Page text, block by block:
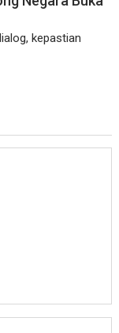
kepastian